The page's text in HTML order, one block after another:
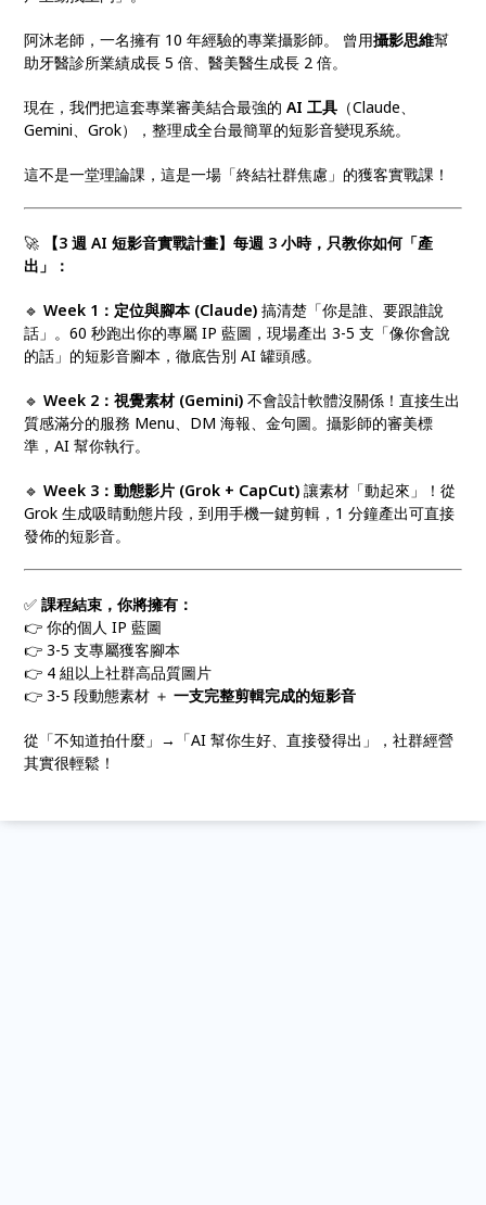
阿沐老師，一名擁有 10 年經驗的專業攝影師。 曾用攝影思維幫
助牙醫診所業績成長 5 倍、醫美醫生成長 2 倍。
現在，我們把這套專業審美結合最強的AI 工具 （Claude、
Gemini、Grok），整理成全台最簡單的短影音變現系統。
這不是一堂理論課，這是一場「終結社群焦慮」的獲客實戰課！
🚀
【3 週 AI 短影音實戰計畫】每週 3 小時，只教你如何「產
出」：
🔹Week 1：定位與腳本 (Claude) 搞清楚「你是誰、要跟誰說
話」。60 秒跑出你的專屬 IP 藍圖，現場產出 3-5 支「像你會說
的話」的短影音腳本，徹底告別 AI 罐頭感。
🔹Week 2：視覺素材 (Gemini) 不會設計軟體沒關係！直接生出
質感滿分的服務 Menu、DM 海報、金句圖。攝影師的審美標
準，AI 幫你執行。
🔹Week 3：動態影片 (Grok + CapCut) 讓素材「動起來」！從
Grok 生成吸睛動態片段，到用手機一鍵剪輯，1 分鐘產出可直接
發佈的短影音。
✅課程結束，你將擁有：
👉 你的個人 IP 藍圖
👉 3-5 支專屬獲客腳本
👉 4 組以上社群高品質圖片
👉 3-5 段動態素材 ＋一支完整剪輯完成的短影音
從「不知道拍什麼」→「AI 幫你生好、直接發得出」，社群經營
其實很輕鬆！